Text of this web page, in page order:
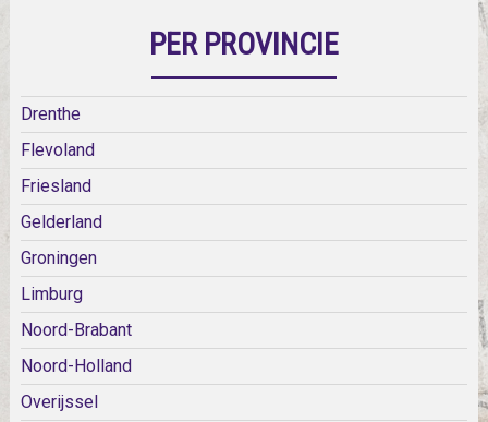
PER PROVINCIE
Drenthe
Flevoland
Friesland
Gelderland
Groningen
Limburg
Noord-Brabant
Noord-Holland
Overijssel